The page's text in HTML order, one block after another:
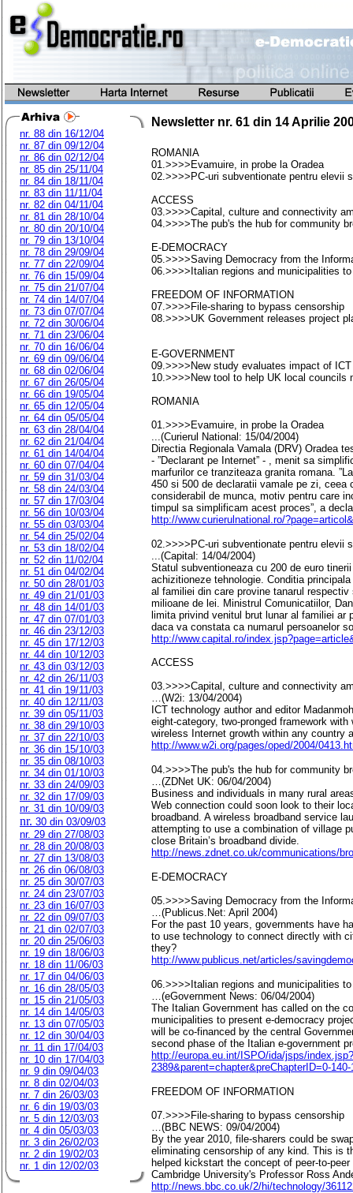
nr. 88 din 16/12/04
nr. 87 din 09/12/04
nr. 86 din 02/12/04
nr. 85 din 25/11/04
nr. 84 din 18/11/04
nr. 83 din 11/11/04
nr. 82 din 04/11/04
nr. 81 din 28/10/04
nr. 80 din 20/10/04
nr. 79 din 13/10/04
nr. 78 din 29/09/04
nr. 77 din 22/09/04
nr. 76 din 15/09/04
nr. 75 din 21/07/04
nr. 74 din 14/07/04
nr. 73 din 07/07/04
nr. 72 din 30/06/04
nr. 71 din 23/06/04
nr. 70 din 16/06/04
nr. 69 din 09/06/04
nr. 68 din 02/06/04
nr. 67 din 26/05/04
nr. 66 din 19/05/04
nr. 65 din 12/05/04
nr. 64 din 05/05/04
nr. 63 din 28/04/04
nr. 62 din 21/04/04
nr. 61 din 14/04/04
nr. 60 din 07/04/04
nr. 59 din 31/03/04
nr. 58 din 24/03/04
nr. 57 din 17/03/04
nr. 56 din 10/03/04
nr. 55 din 03/03/04
nr. 54 din 25/02/04
nr. 53 din 18/02/04
nr. 52 din 11/02/04
nr. 51 din 04/02/04
nr. 50 din 28/01/03
nr. 49 din 21/01/03
nr. 48 din 14/01/03
nr. 47 din 07/01/03
nr. 46 din 23/12/03
nr. 45 din 17/12/03
nr. 44 din 10/12/03
nr. 43 din 03/12/03
nr. 42 din 26/11/03
nr. 41 din 19/11/03
nr. 40 din 12/11/03
nr. 39 din 05/11/03
nr. 38 din 29/10/03
nr. 37 din 22/10/03
nr. 36 din 15/10/03
nr. 35 din 08/10/03
nr. 34 din 01/10/03
nr. 33 din 24/09/03
nr. 32 din 17/09/03
nr. 31 din 10/09/03
nr. 30 din 03/09/03
nr. 29 din 27/08/03
nr. 28 din 20/08/03
nr. 27 din 13/08/03
nr. 26 din 06/08/03
nr. 25 din 30/07/03
nr. 24 din 23/07/03
nr. 23 din 16/07/03
nr. 22 din 09/07/03
nr. 21 din 02/07/03
nr. 20 din 25/06/03
nr. 19 din 18/06/03
nr. 18 din 11/06/03
nr. 17 din 04/06/03
nr. 16 din 28/05/03
nr. 15 din 21/05/03
nr. 14 din 14/05/03
nr. 13 din 07/05/03
nr. 12 din 30/04/03
nr. 11 din 17/04/03
nr. 10 din 17/04/03
nr. 9 din 09/04/03
nr. 8 din 02/04/03
nr. 7 din 26/03/03
nr. 6 din 19/03/03
nr. 5 din 12/03/03
nr. 4 din 05/03/03
nr. 3 din 26/02/03
nr. 2 din 19/02/03
nr. 1 din 12/02/03
Newsletter nr. 61 din 14 Aprilie
ROMANIA
01.>>>>Evamuire, in probe la Oradea
02.>>>>PC-uri subventionate pentru elevii
ACCESS
03.>>>>Capital, culture and connectivity
04.>>>>The pub's the hub for community
E-DEMOCRACY
05.>>>>Saving Democracy from the
06.>>>>Italian regions and municipalities
FREEDOM OF INFORMATION
07.>>>>File-sharing to bypass censorship
08.>>>>UK Government releases project
E-GOVERNMENT
09.>>>>New study evaluates impact of
10.>>>>New tool to help UK local councils
ROMANIA
01.>>>>Evamuire, in probe la Oradea
...(Curierul National: 15/04/2004)
Directia Regionala Vamala (DRV) Oradea
- ”Declarant pe Internet” - , menit sa
marfurilor ce tranziteaza granita romana.
450 si 500 de declaratii vamale pe zi, ceea
considerabil de munca, motiv pentru care
timpul sa simplificam acest proces”, a
http://www.curierulnational.ro/
02.>>>>PC-uri subventionate pentru elevii
...(Capital: 14/04/2004)
Statul subventioneaza cu 200 de euro
achizitioneze tehnologie. Conditia
al familiei din care provine tanarul
milioane de lei. Ministrul Comunicatiilor,
limita privind venitul brut lunar al familiei ar
daca va constata ca numarul persoanelor
http://www.capital.ro/
ACCESS
03.>>>>Capital, culture and connectivity
…(W2i: 13/04/2004)
ICT technology author and editor
eight-category, two-pronged framework
wireless Internet growth within any country
http://www.w2i.org/pages/oped/2004/
04.>>>>The pub's the hub for community
…(ZDNet UK: 06/04/2004)
Business and individuals in many rural
Web connection could soon look to their
broadband. A wireless broadband service
attempting to use a combination of village
close Britain’s broadband divide.
http://news.zdnet.co.uk/communications/
E-DEMOCRACY
05.>>>>Saving Democracy from the
…(Publicus.Net: April 2004)
For the past 10 years, governments have
to use technology to connect directly with
they?
http://www.publicus.net/articles/
06.>>>>Italian regions and municipalities
…(eGovernment News: 06/04/2004)
The Italian Government has called on the
municipalities to present e-democracy
will be co-financed by the central
second phase of the Italian e-government
http://europa.eu.int/ISPO/ida/jsps/
2389&parent=chapter&preChapterID=0-140-
FREEDOM OF INFORMATION
07.>>>>File-sharing to bypass censorship
…(BBC NEWS: 09/04/2004)
By the year 2010, file-sharers could be
eliminating censorship of any kind. This is
helped kickstart the concept of peer-to-
Cambridge University's Professor Ross
http://news.bbc.co.uk/2/hi/technology/